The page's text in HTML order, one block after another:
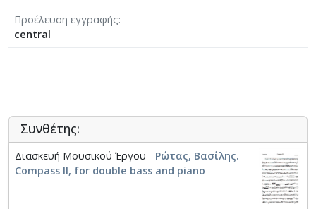
Προέλευση εγγραφής
central
Συνθέτης:
Διασκευή Μουσικού Έργου - Ρώτας, Βασίλης.
Compass II, for double bass and piano